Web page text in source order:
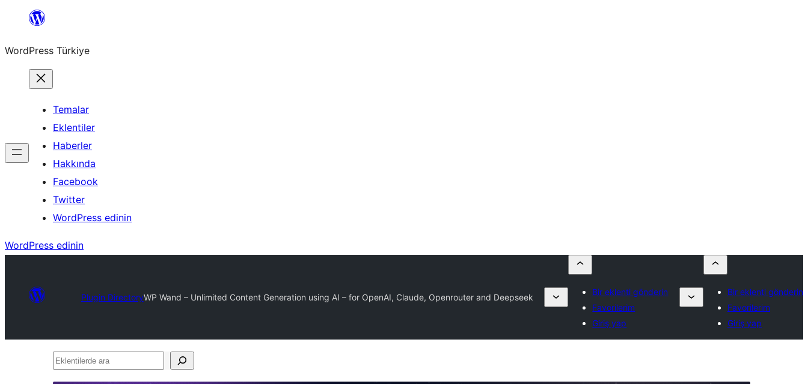
İçeriğe
WordPress Türkiye
Temalar
Eklentiler
Haberler
Hakkında
Facebook
Twitter
WordPress edinin
WordPress edinin
Plugin DirectoryWP Wand – Unlimited Content Generation using AI – for OpenAI, Claude, Openrouter and Deepseek
Bir eklenti gönderin
Favorilerim
Giriş yap
Bir eklenti gönderin
Favorilerim
Giriş yap
Eklentilerde